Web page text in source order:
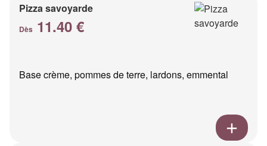
Pizza savoyarde
Dès 11.40 €
Base crème, pommes de terre, lardons, emmental